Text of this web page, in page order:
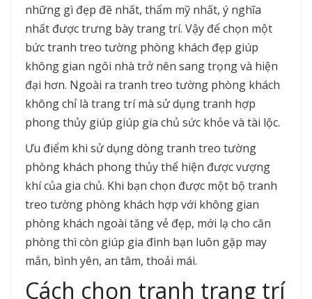
những gì đẹp đẽ nhất, thẩm mỹ nhất, ý nghĩa
nhất được trưng bày trang trí. Vậy để chọn một
bức tranh treo tường phòng khách đẹp giúp
không gian ngôi nhà trở nên sang trọng và hiện
đại hơn. Ngoài ra tranh treo tường phòng khách
không chỉ là trang trí mà sử dụng tranh hợp
phong thủy giúp giúp gia chủ sức khỏe và tài lộc.
Ưu điểm khi sử dụng dòng tranh treo tường
phòng khách phong thủy thể hiện được vượng
khí của gia chủ. Khi bạn chọn được một bộ tranh
treo tường phòng khách hợp với không gian
phòng khách ngoài tăng vẻ đẹp, mới lạ cho căn
phòng thì còn giúp gia đình bạn luôn gặp may
mắn, bình yên, an tâm, thoải mái.
Cách chọn tranh trang trí